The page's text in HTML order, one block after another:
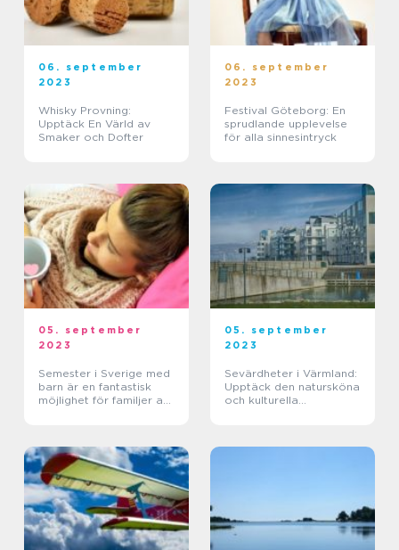
06. september
2023
Whisky Provning:
Upptäck En Värld av
Smaker och Dofter
06. september
2023
Festival Göteborg: En
sprudlande upplevelse
för alla sinnesintryck
05. september
2023
Semester i Sverige med
barn är en fantastisk
möjlighet för familjer att
05. september
2023
Sevärdheter i Värmland:
Upptäck den natursköna
och kulturella